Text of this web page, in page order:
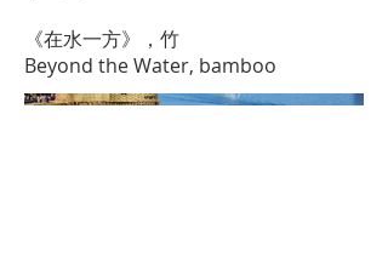
《在水一方》，竹
Beyond the Water, bamboo